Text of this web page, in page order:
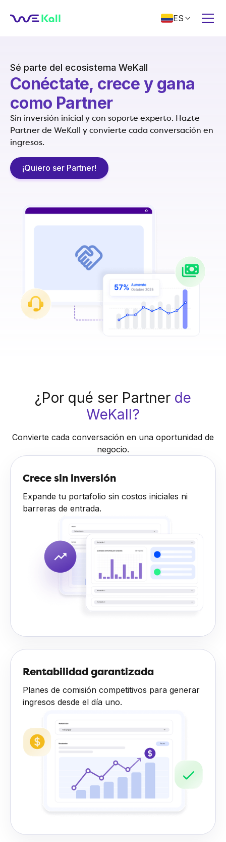
ES 
Sé parte del ecosistema WeKall
Conéctate, crece y gana
como Partner
Sin inversión inicial y con soporte experto. Hazte
Partner de WeKall y convierte cada conversación en
ingresos.
¡Quiero ser Partner!
¿Por qué ser Partner de
WeKall?
Convierte cada conversación en una oportunidad de
negocio.
Crece sin inversión
Expande tu portafolio sin costos iniciales ni
barreras de entrada.
Rentabilidad garantizada
Planes de comisión competitivos para generar
ingresos desde el día uno.